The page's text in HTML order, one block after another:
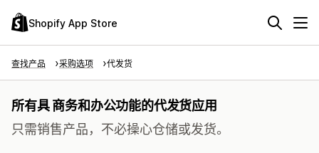
Shopify App Store
查找产品 采购选项 代发货
所有具 商务和办公功能的代发货应用
只需销售产品，不必操心仓储或发货。